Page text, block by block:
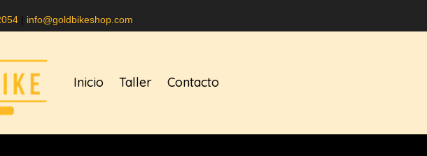
| info@goldbikeshop.com
Inicio Taller Contacto